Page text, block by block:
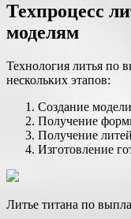
Техпроцесс
моделям
Технология литья по
нескольких этапов:
Создание
Получение
Получение
Изготовление
Литье титана по